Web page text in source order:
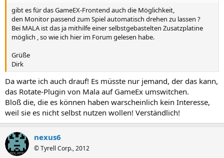
gibt es für das GameEX-Frontend auch die Möglichkeit,
den Monitor passend zum Spiel automatisch drehen zu lassen ?
Bei MALA ist das ja mithilfe einer selbstgebastelten Zusatzplatine
möglich , so wie ich hier im Forum gelesen habe.
Grüße
Dirk
Da warte ich auch drauf! Es müsste nur jemand, der das kann,
das Rotate-Plugin von Mala auf GameEx umswitchen.
Bloß die, die es können haben warscheinlich kein Interesse,
weil sie es nicht selbst nutzen wollen! Verständlich!
nexus6
© Tyrell Corp., 2012